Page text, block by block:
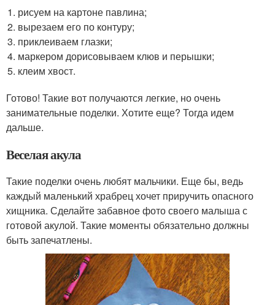
рисуем на картоне павлина;
вырезаем его по контуру;
приклеиваем глазки;
маркером дорисовываем клюв и перышки;
клеим хвост.
Готово! Такие вот получаются легкие, но очень
занимательные поделки. Хотите еще? Тогда идем
дальше.
Веселая акула
Такие поделки очень любят мальчики. Еще бы, ведь
каждый маленький храбрец хочет приручить опасного
хищника. Сделайте забавное фото своего малыша с
готовой акулой. Такие моменты обязательно должны
быть запечатлены.